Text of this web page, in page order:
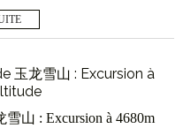
玉龙雪山 : Excursion à